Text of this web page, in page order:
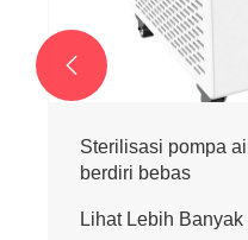
Sterilisasi pompa
berdiri bebas
Lihat Lebih Banyak
